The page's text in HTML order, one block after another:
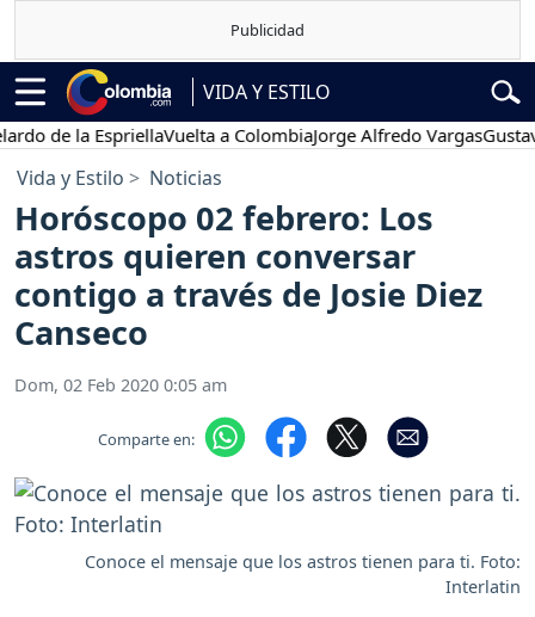
VIDA Y ESTILO
la EspriellaVuelta a ColombiaJorge Alfredo VargasGustavo
Vida y Estilo Noticias
Horóscopo 02 febrero: Los
astros quieren conversar
contigo a través de Josie Diez
Canseco
Dom, 02 Feb 2020 0:05 am
Comparte en:
Conoce el mensaje que los astros tienen para ti. Foto:
Interlatin